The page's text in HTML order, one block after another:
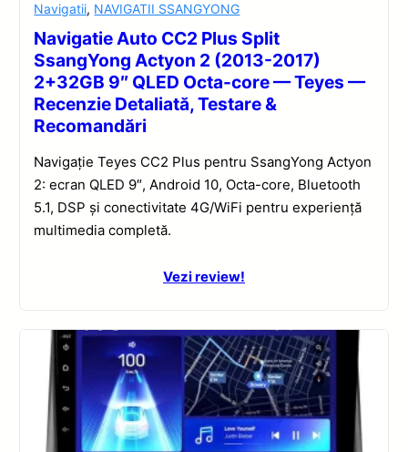
Navigatii, NAVIGATII SSANGYONG
Navigatie Auto CC2 Plus Split
SsangYong Actyon 2 (2013-2017)
2+32GB 9″ QLED Octa-core — Teyes —
Recenzie Detaliată, Testare &
Recomandări
Navigație Teyes CC2 Plus pentru SsangYong Actyon
2: ecran QLED 9″, Android 10, Octa-core, Bluetooth
5.1, DSP și conectivitate 4G/WiFi pentru experiență
multimedia completă.
Vezi review!